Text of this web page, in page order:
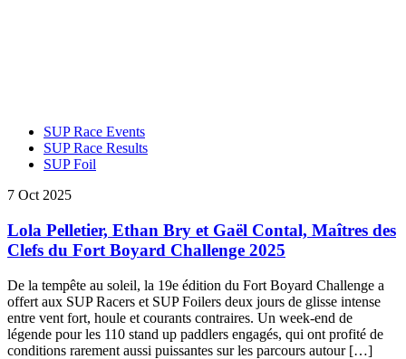
SUP Race Events
SUP Race Results
SUP Foil
7 Oct 2025
Lola Pelletier, Ethan Bry et Gaël Contal, Maîtres des
Clefs du Fort Boyard Challenge 2025
De la tempête au soleil, la 19e édition du Fort Boyard Challenge a
offert aux SUP Racers et SUP Foilers deux jours de glisse intense
entre vent fort, houle et courants contraires. Un week-end de
légende pour les 110 stand up paddlers engagés, qui ont profité de
conditions rarement aussi puissantes sur les parcours autour […]